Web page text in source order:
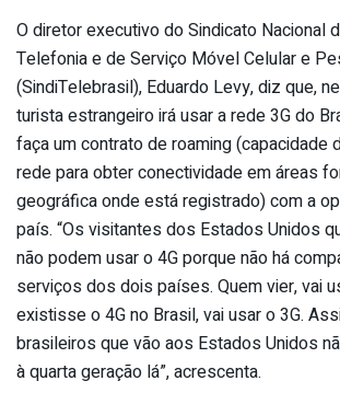
O diretor executivo do Sindicato Nacional
Telefonia e de Serviço Móvel Celular e
(SindiTelebrasil), Eduardo Levy, diz que,
turista estrangeiro irá usar a rede 3G do
faça um contrato de roaming (capacidade
rede para obter conectividade em áreas
geográfica onde está registrado) com a
país. “Os visitantes dos Estados Unidos
não podem usar o 4G porque não há
serviços dos dois países. Quem vier, vai
existisse o 4G no Brasil, vai usar o 3G.
brasileiros que vão aos Estados Unidos
à quarta geração lá”, acrescenta.